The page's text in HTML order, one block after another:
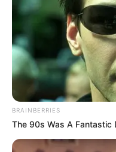
Lunes 4 de agosto:
terminadas en 6,
Martes 5 de
terminadas en 1, 2,
Miércoles 6 de
terminadas en 6,
Jueves festivo 7
Viernes 8 de
Sábado 9 de
BRAINBERRIES
The 90s Was A Fantastic